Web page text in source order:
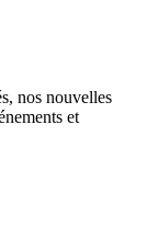
nos nouvelles
et